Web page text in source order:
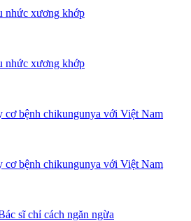
nhức xương khớp
nhức xương khớp
cơ bệnh chikungunya với Việt Nam
cơ bệnh chikungunya với Việt Nam
sĩ chỉ cách ngăn ngừa